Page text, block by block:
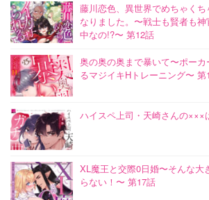
藤川恋色、異世界でめちゃく
なりました。〜戦士も賢者も
中なの!?〜 第12話
奥の奥の奥まで暴いて〜ポー
るマジイキHトレーニング〜 第
ハイスペ上司・天崎さんの×××
XL魔王と交際0日婚〜そんな大
らない！〜 第17話